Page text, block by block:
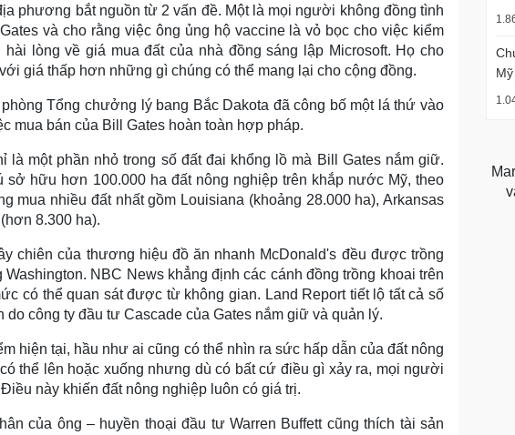
phương bắt nguồn từ 2 vấn đề. Một là mọi người không đồng tình
và cho rằng việc ông ủng hộ vaccine là vỏ bọc cho việc kiểm
lòng về giá mua đất của nhà đồng sáng lập Microsoft. Họ cho
giá thấp hơn những gì chúng có thể mang lại cho cộng đồng.
Tổng chưởng lý bang Bắc Dakota đã công bố một lá thứ vào
mua bán của Bill Gates hoàn toàn hợp pháp.
là một phần nhỏ trong số đất đai khổng lồ mà Bill Gates nắm giữ.
sở hữu hơn 100.000 ha đất nông nghiệp trên khắp nước Mỹ, theo
mua nhiều đất nhất gồm Louisiana (khoảng 28.000 ha), Arkansas
8.300 ha).
chiên của thương hiệu đồ ăn nhanh McDonald's đều được trồng
NBC News khẳng định các cánh đồng trồng khoai trên
có thể quan sát được từ không gian. Land Report tiết lộ tất cả số
do công ty đầu tư Cascade của Gates nắm giữ và quản lý.
hiện tại, hầu như ai cũng có thể nhìn ra sức hấp dẫn của đất nông
thể lên hoặc xuống nhưng dù có bất cứ điều gì xảy ra, mọi người
này khiến đất nông nghiệp luôn có giá trị.
của ông – huyền thoại đầu tư Warren Buffett cũng thích tài sản
Mỹ